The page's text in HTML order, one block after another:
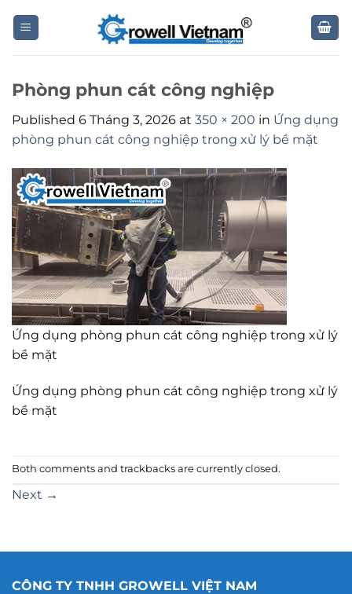
Phòng phun cát công nghiệp
Published 6 Tháng 3, 2026 at 350 × 200 in Ứng dụng
phòng phun cát công nghiệp trong xử lý bề mặt
Ứng dụng phòng phun cát công nghiệp trong xử lý
bề mặt
Ứng dụng phòng phun cát công nghiệp trong xử lý
bề mặt
Both comments and trackbacks are currently closed.
Next →
CÔNG TY TNHH GROWELL VIỆT NAM